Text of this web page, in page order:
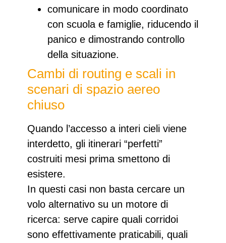
comunicare in modo coordinato
con scuola e famiglie, riducendo il
panico e dimostrando controllo
della situazione.
Cambi di routing e scali in
scenari di spazio aereo
chiuso
Quando l’accesso a interi cieli viene
interdetto, gli itinerari “perfetti”
costruiti mesi prima smettono di
esistere.
In questi casi non basta cercare un
volo alternativo su un motore di
ricerca: serve capire quali corridoi
sono effettivamente praticabili, quali